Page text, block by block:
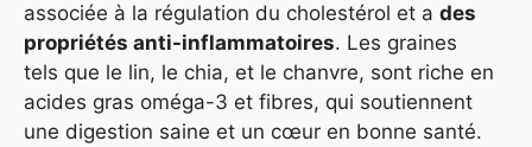
associée à la régulation du cholestérol et a des
propriétés anti-inflammatoires. Les graines
tels que le lin, le chia, et le chanvre, sont riche en
acides gras oméga-3 et fibres, qui soutiennent
une digestion saine et un cœur en bonne santé.